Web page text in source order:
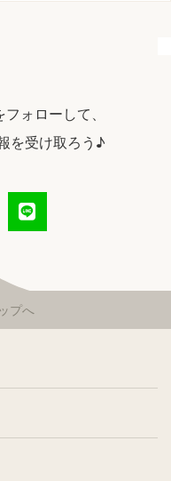
ォローして、
を受け取ろう♪
プへ